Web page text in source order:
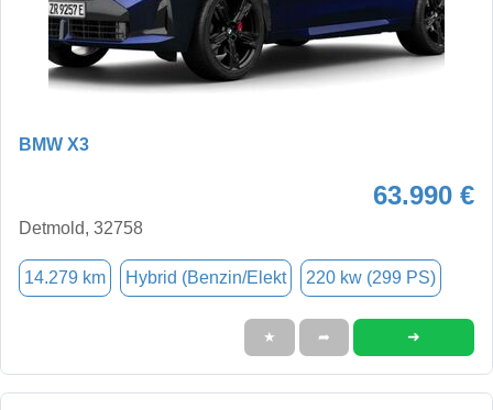
BMW X3
63.990 €
Detmold, 32758
14.279 km Hybrid (Benzin/Elekt 220 kw (299 PS)
★ ➦ ➜